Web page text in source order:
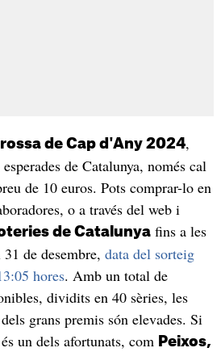
de Cap d'Any 2024,
de Catalunya, només cal
de 10 euros. Pots comprar-lo en
o a través del web i
de Catalunyafins a les
de desembre, data del sorteig
hores. Amb un total de
dividits en 40 sèries, les
grans premis són elevades. Si
un dels afortunats, com Peixos,